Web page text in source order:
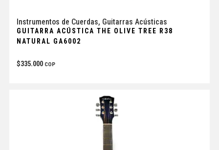
Instrumentos de Cuerdas, Guitarras Acústicas
GUITARRA ACÚSTICA THE OLIVE TREE R38
NATURAL GA6002
$335.000 COP